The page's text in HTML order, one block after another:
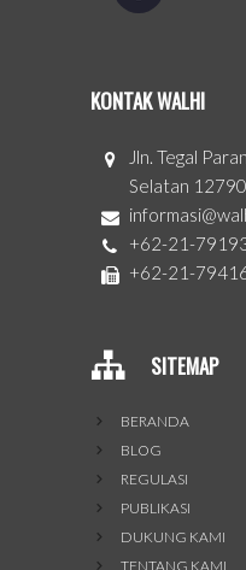
KONTAK WALHI
Jln. Tegal
Selatan
+62-21-
+62-21-
SITEMAP
BERANDA
BLOG
REGULASI
PUBLIKASI
DUKUNG KAMI
TENTANG KAMI